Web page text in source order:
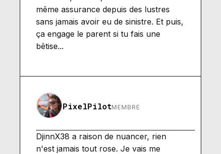
même assurance depuis des lustres
sans jamais avoir eu de sinistre. Et puis,
ça engage le parent si tu fais une
bêtise...
PixelPilotMEMBRE
DjinnX38 a raison de nuancer, rien
n'est jamais tout rose. Je vais me